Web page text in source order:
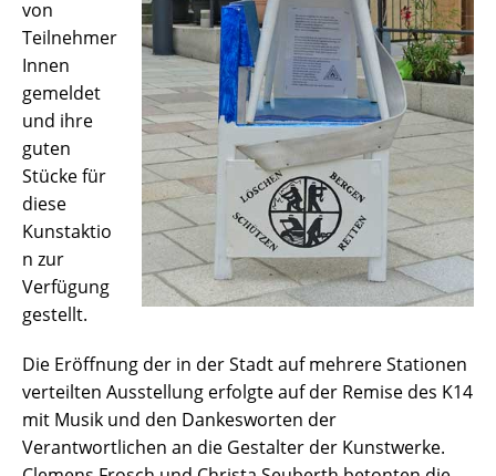
von
Teilnehmer
Innen
gemeldet
und ihre
guten
Stücke für
diese
Kunstaktio
n zur
Verfügung
gestellt.
Die Eröffnung der in der Stadt auf mehrere Stationen
verteilten Ausstellung erfolgte auf der Remise des K14
mit Musik und den Dankesworten der
Verantwortlichen an die Gestalter der Kunstwerke.